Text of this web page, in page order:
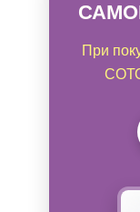
При